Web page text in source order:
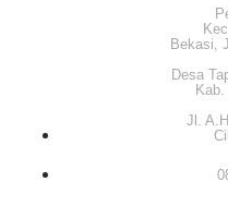
Bekasi,
Desa
Jl.